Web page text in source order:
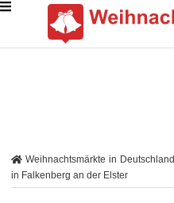
Weihnachtsmärkte in Deutschland
in Falkenberg an der Elster